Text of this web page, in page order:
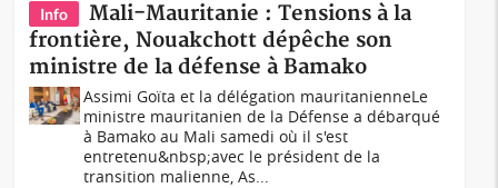
Info
Mali-Mauritanie : Tensions à la
frontière, Nouakchott dépêche son
ministre de la défense à Bamako
Assimi Goïta et la délégation mauritanienneLe
ministre mauritanien de la Défense a débarqué
à Bamako au Mali samedi où il s'est
entretenu&nbsp;avec le président de la
transition malienne, As...